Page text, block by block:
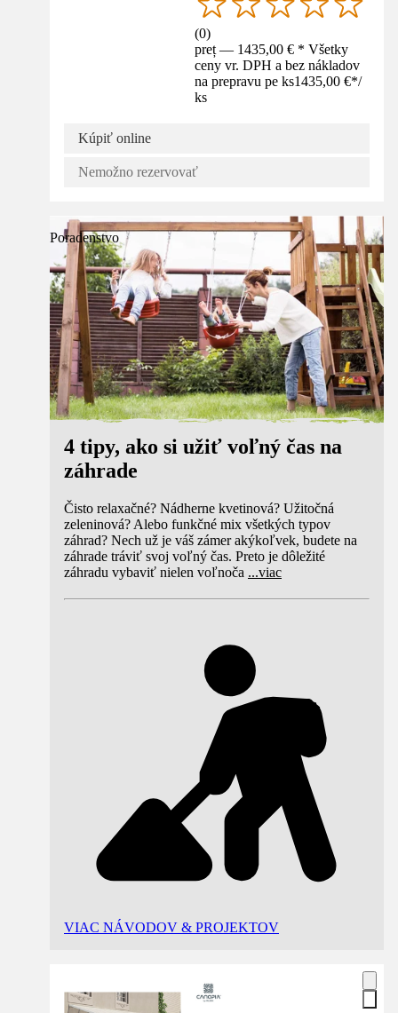
(0)
preț — 1435,00 € * Všetky
ceny vr. DPH a bez nákladov
na prepravu pe ks1435,00 €*/
ks
Kúpiť online
Nemožno rezervovať
Poradenstvo
4 tipy, ako si užiť voľný čas na
záhrade
Čisto relaxačné? Nádherne kvetinová? Užitočná
zeleninová? Alebo funkčné mix všetkých typov
záhrad? Nech už je váš zámer akýkoľvek, budete na
záhrade tráviť svoj voľný čas. Preto je dôležité
záhradu vybaviť nielen voľnoča ...viac
VIAC NÁVODOV & PROJEKTOV